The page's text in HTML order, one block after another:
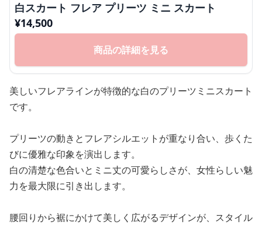
白スカート フレア プリーツ ミニ スカート
¥14,500
商品の詳細を見る
美しいフレアラインが特徴的な白のプリーツミニスカート
です。
プリーツの動きとフレアシルエットが重なり合い、歩くた
びに優雅な印象を演出します。
白の清楚な色合いとミニ丈の可愛らしさが、女性らしい魅
力を最大限に引き出します。
腰回りから裾にかけて美しく広がるデザインが、スタイル